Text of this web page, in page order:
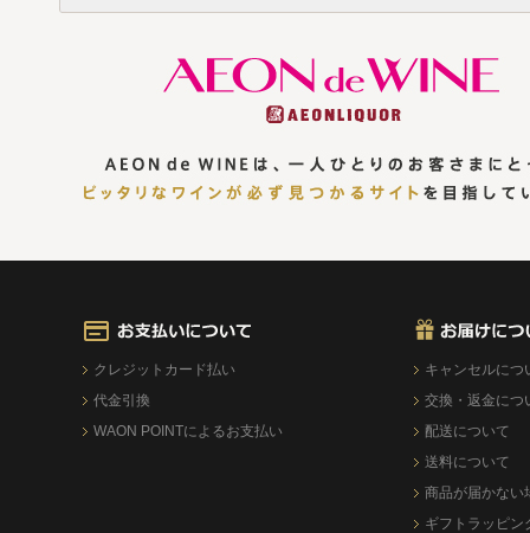
クレジットカード払い
代金引換
WAON POINTによるお支払い
キャンセルにつ
交換・返金につ
配送について
送料について
商品が届かない
ギフトラッピン